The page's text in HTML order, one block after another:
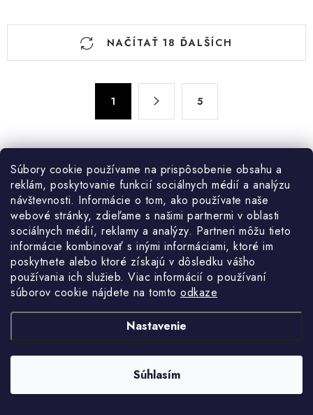
Súbory cookie používame na prispôsobenie obsahu a
reklám, poskytovanie funkcií sociálnych médií a analýzu
návštevnosti. Informácie o tom, ako používate naše
webové stránky, zdieľame s našimi partnermi v oblasti
sociálnych médií, reklamy a analýzy. Partneri môžu tieto
informácie kombinovať s inými informáciami, ktoré im
poskytnete alebo ktoré získajú v dôsledku vášho
používania ich služieb. Viac informácií o používaní
súborov cookie nájdete na tomto odkaze
Nastavenie
Súhlasím
O
c
e
p
r
v
k
y
v
s
NAČÍTAŤ 18 ĎALŠÍCH
á
k
o
v
a
n
e
1 5
4.9 Overené zákazníkmi
4465recenzií.Zobraziť všetky recenzie
Peter Schmidt
Sledujte nás na Instagrame